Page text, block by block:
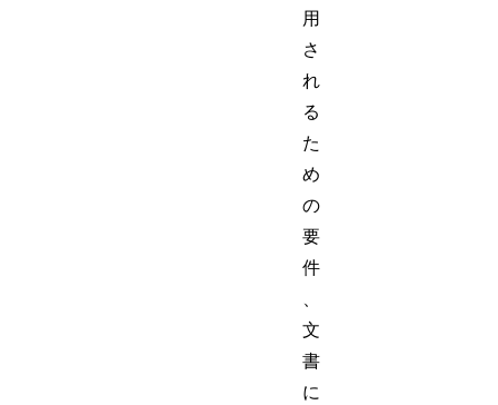
用
さ
れ
る
た
め
の
要
件
、
文
書
に